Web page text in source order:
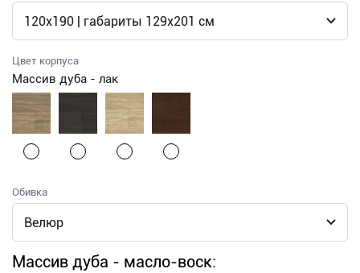
Цвет корпуса
Массив дуба - лак
Обивка
Массив дуба - масло-воск: